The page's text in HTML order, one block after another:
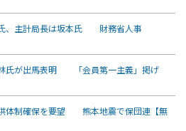
、主計局長は坂本氏 財務省人事
氏が出馬表明 「会員第一主義」掲げ
体制確保を要望 熊本地震で保団連【無